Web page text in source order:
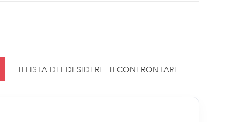
LISTA DEI DESIDERI CONFRONTARE